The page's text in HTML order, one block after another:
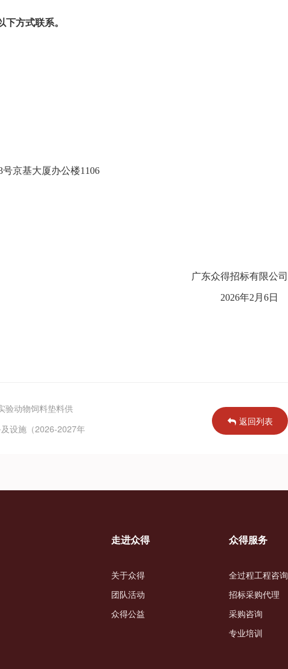
方式联系。
号京基大厦办公楼1106
广东众得招标有限公司
2026年2 月 6日
验动物饲料垫料供
设施（2026-2027年
返回列表
走进众得
关于众得
团队活动
众得公益
众得服务
全过程工程咨询
招标采购代理
采购咨询
专业培训